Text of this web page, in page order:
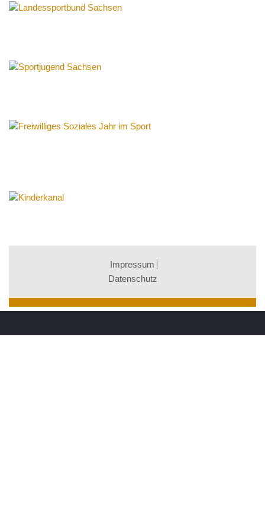
Impressum
Datenschutz